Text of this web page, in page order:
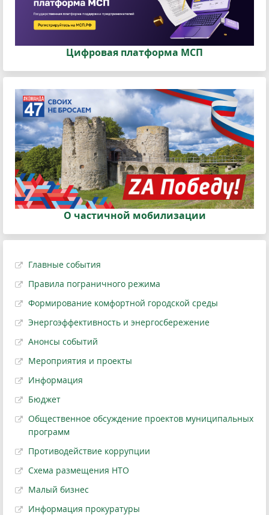
Цифровая платформа МСП
О частичной мобилизации
Главные события
Правила пограничного режима
Формирование комфортной городской среды
Энергоэффективность и энергосбережение
Анонсы событий
Мероприятия и проекты
Информация
Бюджет
Общественное обсуждение проектов муниципальных
программ
Противодействие коррупции
Схема размещения НТО
Малый бизнес
Информация прокуратуры